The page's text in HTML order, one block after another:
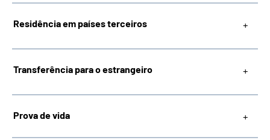
Residência em países terceiros
Transferência para o estrangeiro
Prova de vida